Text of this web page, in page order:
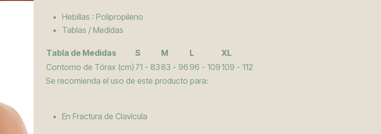
Hebillas : Polipropileno
Tablas / Medidas
Tabla de Medidas S M L
XL
Contorno de Tórax (cm) 71 - 8383 - 9696 - 109109 - 112
Se recomienda el uso de este producto para:
En Fractura de Clavícula